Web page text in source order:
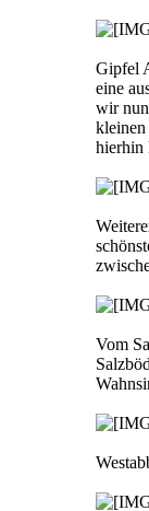
Gipfel
eine
wir
kleinen
hierhin
Vom